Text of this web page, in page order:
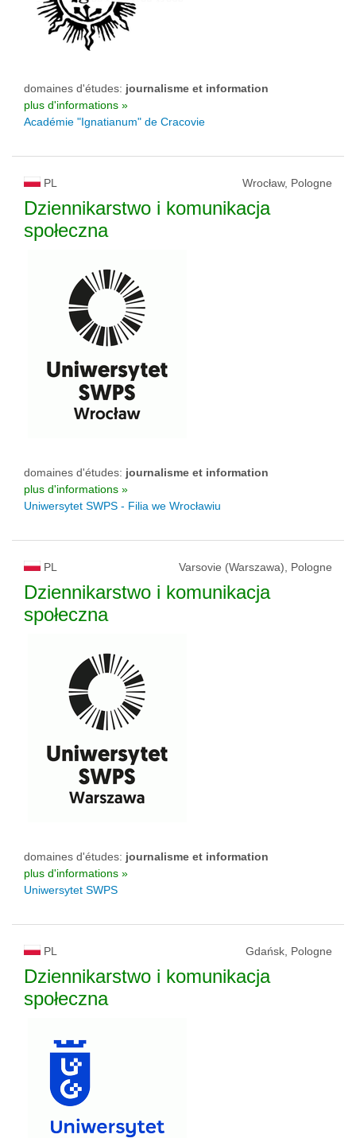
domaines d'études: journalisme et information
plus d'informations »
Académie "Ignatianum" de Cracovie
PL Wrocław, Pologne
Dziennikarstwo i komunikacja
społeczna
domaines d'études: journalisme et information
plus d'informations »
Uniwersytet SWPS - Filia we Wrocławiu
PL Varsovie (Warszawa), Pologne
Dziennikarstwo i komunikacja
społeczna
domaines d'études: journalisme et information
plus d'informations »
Uniwersytet SWPS
PL Gdańsk, Pologne
Dziennikarstwo i komunikacja
społeczna